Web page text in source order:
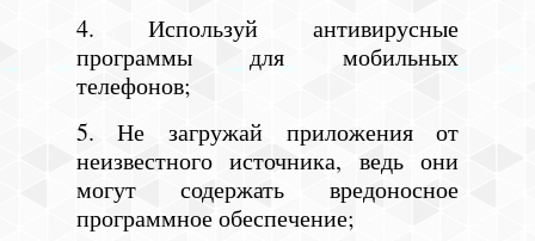
4. Используй антивирусные
программы для мобильных
телефонов;
5. Не загружай приложения от
неизвестного источника, ведь они
могут содержать вредоносное
программное обеспечение;